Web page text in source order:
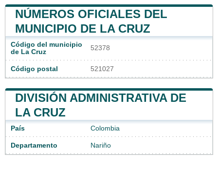
NÚMEROS OFICIALES DEL
MUNICIPIO DE LA CRUZ
Código del municipio
de La Cruz
52378
Código postal 521027
DIVISIÓN ADMINISTRATIVA DE
LA CRUZ
País Colombia
Departamento Nariño